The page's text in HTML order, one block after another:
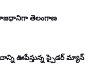
తెలంగాణ
ఊపేస్తున్న స్పైడర్ మ్యాన్